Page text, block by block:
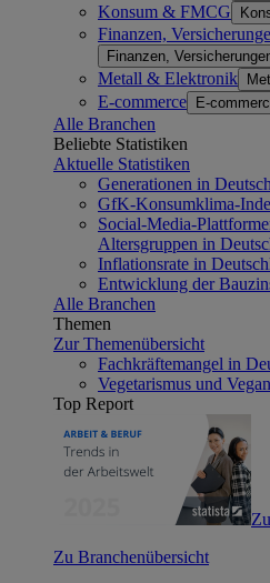
Konsum & FMCG
Finanzen,
Finanzen,
Metall & Elektronik
E-commerce E-
Alle Branchen
Beliebte Statistiken
Aktuelle Statistiken
Generationen in
GfK-Konsumklima-
Social-Media-
Altersgruppen in
Inflationsrate in
Entwicklung der
Alle Branchen
Themen
Zur Themenübersicht
Fachkräftemangel in
Vegetarismus und
Top Report
Zu Branchenübersicht